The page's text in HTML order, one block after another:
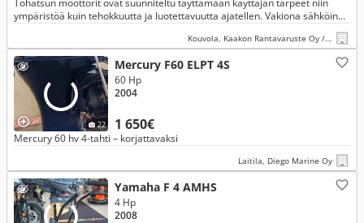
Tohatsun moottorit ovat suunniteltu täyttämään käyttäjän tarpeet niin
ympäristöä kuin tehokkuutta ja luotettavuutta ajatellen. Vakiona sähköinen
Kouvola, Kaakon Rantavaruste Oy / Kaakon Konevälitys
22
Mercury F60 ELPT 4S
1 650€
60 Hp
2004
Mercury 60 hv 4-tahti – korjattavaksi
Laitila, Diego Marine Oy
Yamaha F 4 AMHS
4 Hp
2008